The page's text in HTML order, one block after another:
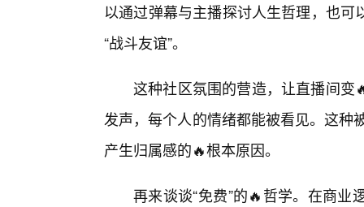
以通过弹幕与主播探讨人生哲理，也
“战斗友谊”。
这种社区氛围的营造，让直播间变
发声，每个人的情绪都能被看见。这种
产生归属感的🔥根本原因。
再来谈谈“免费”的🔥哲学。在商